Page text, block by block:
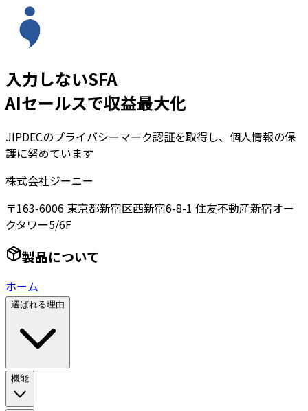
入力しないSFA
AIセールスで収益最大化
JIPDECのプライバシーマーク認証を取得し、個人情報の保
護に努めています
株式会社ジーニー
〒163-6006 東京都新宿区西新宿6-8-1 住友不動産新宿オー
クタワー5/6F
製品について
ホーム
選ばれる理由
機能